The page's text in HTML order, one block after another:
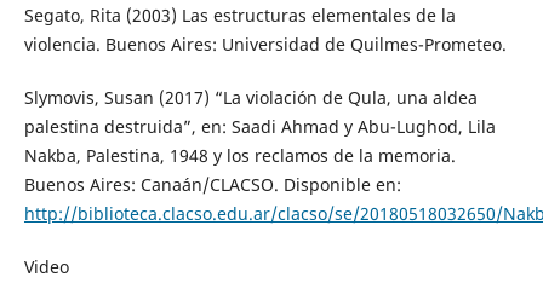
Segato, Rita (2003) Las estructuras elementales de la
violencia. Buenos Aires: Universidad de Quilmes-Prometeo.
Slymovis, Susan (2017) “La violación de Qula, una aldea
palestina destruida”, en: Saadi Ahmad y Abu-Lughod, Lila
Nakba, Palestina, 1948 y los reclamos de la memoria.
Buenos Aires: Canaán/CLACSO. Disponible en:
http://biblioteca.clacso.edu.ar/clacso/se/20180518032650/
Video